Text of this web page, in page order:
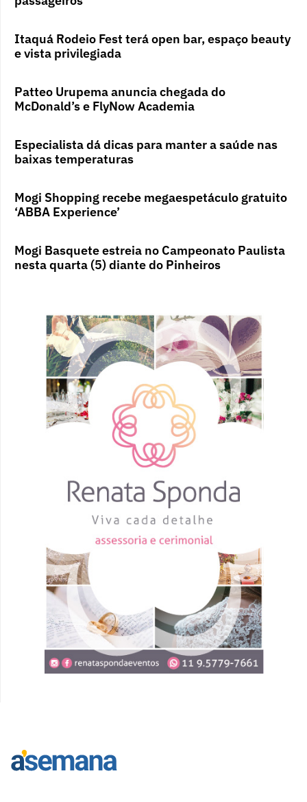
Itaquá Rodeio Fest terá open bar, espaço beauty
e vista privilegiada
Patteo Urupema anuncia chegada do
McDonald’s e FlyNow Academia
Especialista dá dicas para manter a saúde nas
baixas temperaturas
Mogi Shopping recebe megaespetáculo gratuito
‘ABBA Experience’
Mogi Basquete estreia no Campeonato Paulista
nesta quarta (5) diante do Pinheiros